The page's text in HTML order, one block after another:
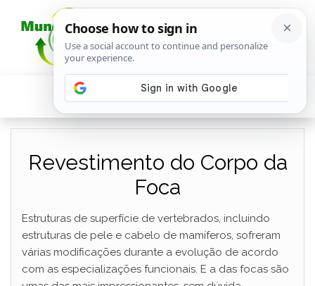
Revestimento do Corpo da
Foca
Estruturas de superfície de vertebrados, incluindo
estruturas de pele e cabelo de mamíferos, sofreram
várias modificações durante a evolução de acordo
com as especializações funcionais. E a das focas são